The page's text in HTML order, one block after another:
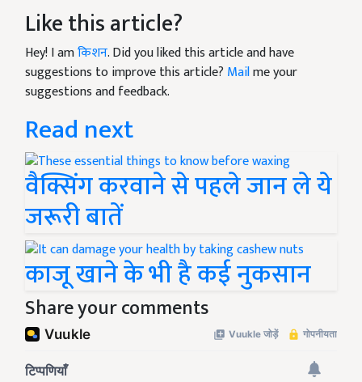
Like this article?
Hey! I amकिशन. Did you liked this article and have
suggestions to improve this article? Mailme your
suggestions and feedback.
Read next
वैक्सिंग करवाने से पहले जान ले ये
जरूरी बातें
काजू खाने के भी है कई नुकसान
Share your comments